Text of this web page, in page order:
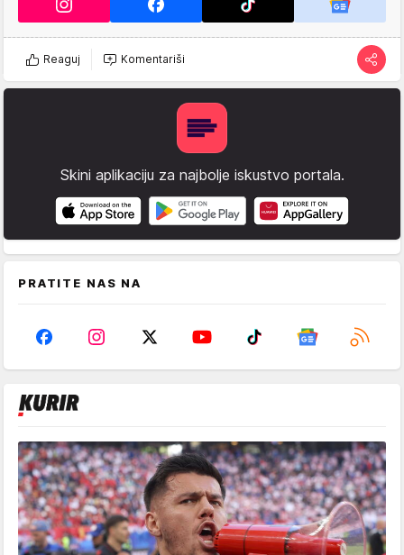
Reaguj Komentariši
Skini aplikaciju za najbolje iskustvo portala.
PRATITE NAS NA